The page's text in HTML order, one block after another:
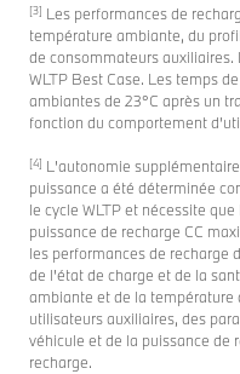
[3] Les performances de
température ambiante, du
de consommateurs
WLTP Best Case. Les temps
ambiantes de 23°C après un
fonction du comportement
[4] L'autonomie
puissance a été déterminée
le cycle WLTP et nécessite
puissance de recharge CC
les performances de recharge
de l'état de charge et de la
ambiante et de la température
utilisateurs auxiliaires, des
véhicule et de la puissance de
recharge.